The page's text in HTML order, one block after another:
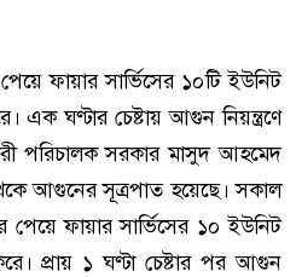
ফায়ার সার্ভিসের ১০টি ইউনিট
ঘণ্টার চেষ্টায় আগুন নিয়ন্ত্রণে
পরিচালক সরকার মাসুদ আহমেদ
আগুনের সূত্রপাত হয়েছে। সকাল
ফায়ার সার্ভিসের ১০ ইউনিট
প্রায় ১ ঘণ্টা চেষ্টার পর আগুন